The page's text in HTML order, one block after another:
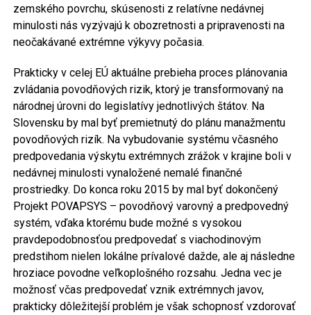
zemského povrchu, skúsenosti z relatívne nedávnej
minulosti nás vyzývajú k obozretnosti a pripravenosti na
neočakávané extrémne výkyvy počasia.
Prakticky v celej EÚ aktuálne prebieha proces plánovania
zvládania povodňových rizik, ktorý je transformovaný na
národnej úrovni do legislatívy jednotlivých štátov. Na
Slovensku by mal byť premietnutý do plánu manažmentu
povodňových rizík. Na vybudovanie systému včasného
predpovedania výskytu extrémnych zrážok v krajine boli v
nedávnej minulosti vynaložené nemalé finančné
prostriedky. Do konca roku 2015 by mal byť dokončený
Projekt POVAPSYS – povodňový varovný a predpovedný
systém, vďaka ktorému bude možné s vysokou
pravdepodobnosťou predpovedať s viachodinovým
predstihom nielen lokálne prívalové dažde, ale aj následne
hroziace povodne veľkoplošného rozsahu. Jedna vec je
možnosť včas predpovedať vznik extrémnych javov,
prakticky dôležitejší problém je však schopnosť vzdorovať